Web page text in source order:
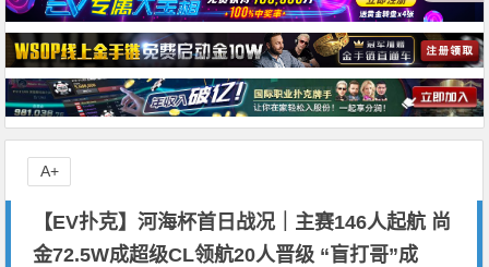
【EV扑克】河海杯首日战况｜主赛146人起航 尚
金72.5W成超级CL领航20人晋级 “盲打哥”成
A+